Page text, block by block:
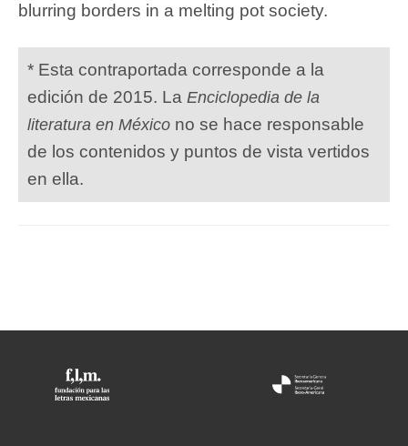
blurring borders in a melting pot society.
* Esta contraportada corresponde a la
edición de 2015. La Enciclopedia de la
literatura en México no se hace responsable
de los contenidos y puntos de vista vertidos
en ella.